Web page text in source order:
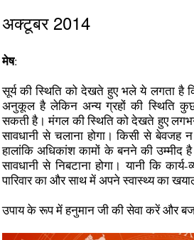
अक्टूबर 2014
मेष:
सूर्य की स्थिति को देखते हुए भले ये लगता है
अनुकूल है लेकिन अन्य ग्रहों की स्थिति कुछ
सकती है। मंगल की स्थिति को देखते हुए
सावधानी से चलाना होगा। किसी से
हालांकि अधिकांश कामों के बनने की उम्मीद
सावधानी से निबटाना होगा। यानी कि
पारिवार का और साथ में अपने स्वास्थ्य का
उपाय के रूप में हनुमान जी की सेवा करें और